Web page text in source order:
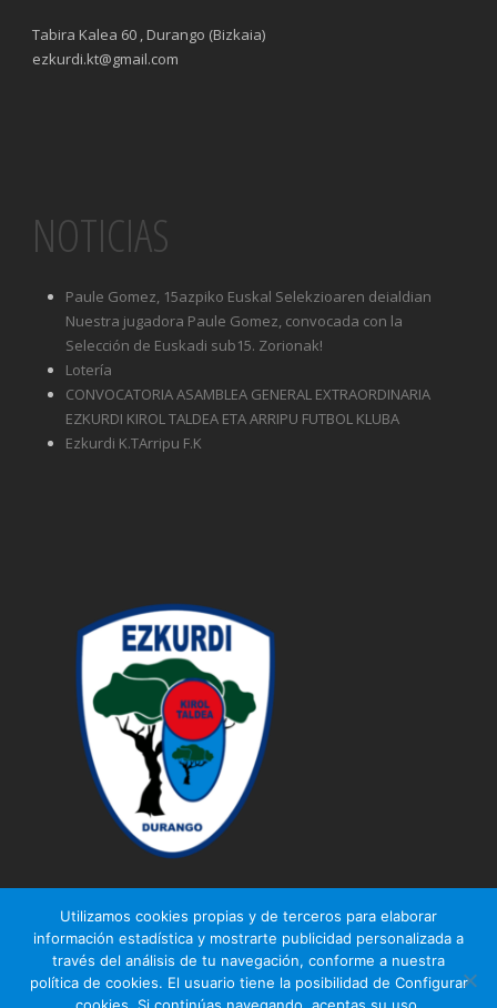
Tabira Kalea 60 , Durango (Bizkaia)
ezkurdi.kt@gmail.com
NOTICIAS
Paule Gomez, 15azpiko Euskal Selekzioaren deialdian
Nuestra jugadora Paule Gomez, convocada con la
Selección de Euskadi sub15. Zorionak!
Lotería
CONVOCATORIA ASAMBLEA GENERAL EXTRAORDINARIA
EZKURDI KIROL TALDEA ETA ARRIPU FUTBOL KLUBA
Ezkurdi K.TArripu F.K
© Ezkurdi KT
Aviso legal|Política de privacidad| Política de cookies
Utilizamos cookies propias y de terceros para elaborar
información estadística y mostrarte publicidad personalizada a
través del análisis de tu navegación, conforme a nuestra
política de cookies. El usuario tiene la posibilidad de Configurar